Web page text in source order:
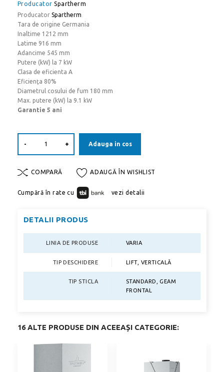
Producator Spartherm
Producator Spartherm
Tara de origine Germania
Inaltime 1212 mm
Latime 916 mm
Adancime 545 mm
Putere (kW) la 7 kW
Clasa de eficienta A
Eficienţa 80%
Diametrul cosului de fum 180 mm
Max. putere (kW) la 9.1 kW
Garantie 5 ani
- + Adauga in cos
COMPARĂ ADAUGĂ ÎN WISHLIST
Cumpără în rate cu vezi detalii
DETALII PRODUS
LINIA DE PRODUSE VARIA
TIP DESCHIDERE LIFT, VERTICALĂ
TIP STICLA
STANDARD, GEAM
FRONTAL
16 ALTE PRODUSE DIN ACEEAȘI CATEGORIE: